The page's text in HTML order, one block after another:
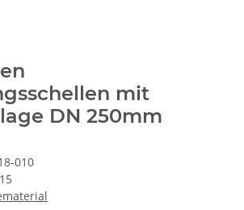
mit
DN 250mm
010